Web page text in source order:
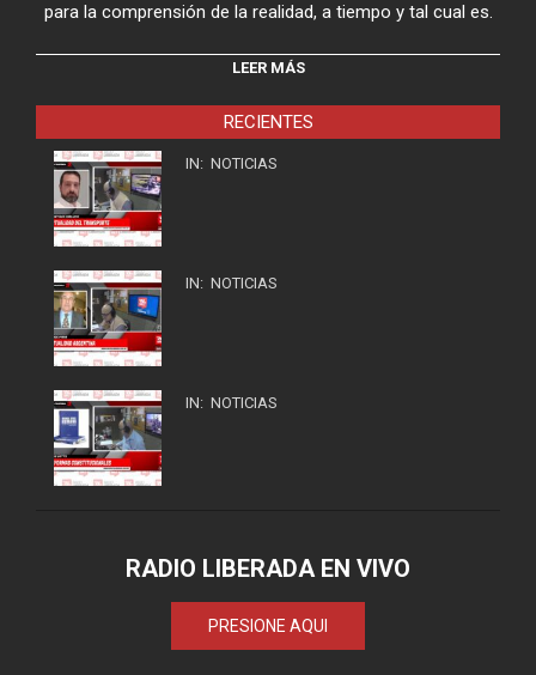
para la comprensión de la realidad, a tiempo y tal cual es.
LEER MÁS
RECIENTES
IN: NOTICIAS
IN: NOTICIAS
IN: NOTICIAS
RADIO LIBERADA EN VIVO
PRESIONE AQUI